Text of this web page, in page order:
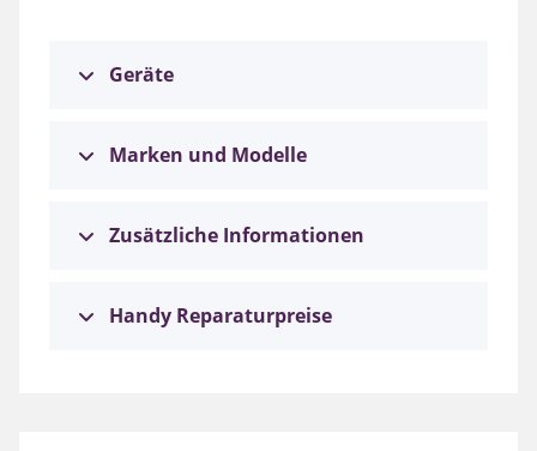
Geräte
Marken und Modelle
Zusätzliche Informationen
Handy Reparaturpreise